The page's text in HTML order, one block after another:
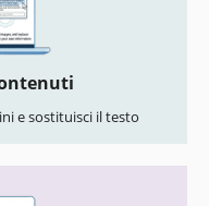
e sostituisci il testo